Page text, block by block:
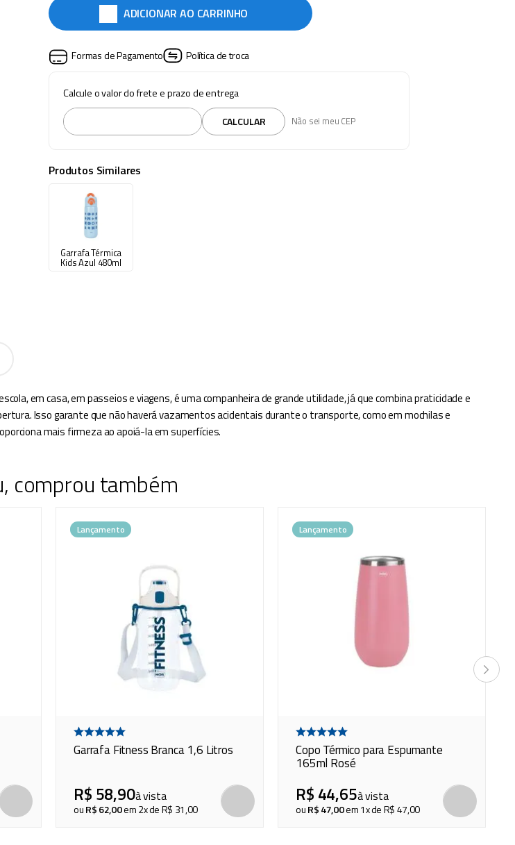
ADICIONAR AO CARRINHO
Formas de Pagamento Política de troca
Calcule o valor do frete e prazo de entrega
Não sei meu CEP
CALCULAR
Produtos Similares
Garrafa Térmica
Kids Azul 480ml
em casa, em passeios e viagens, é uma companheira de grande utilidade, já que combina praticidade e
Isso garante que não haverá vazamentos acidentais durante o transporte, como em mochilas e
mais firmeza ao apoiá-la em superfícies.
comprou também
COMPRAR COMPRAR
Lançamento
Garrafa Fitness Branca 1,6 Litros
R$ 58,90à vista
ouR$62,00em2x deR$ 31,00
Lançamento
Copo Térmico para Espumante
165ml Rosé
R$ 44,65à vista
ouR$47,00em1x deR$47,00